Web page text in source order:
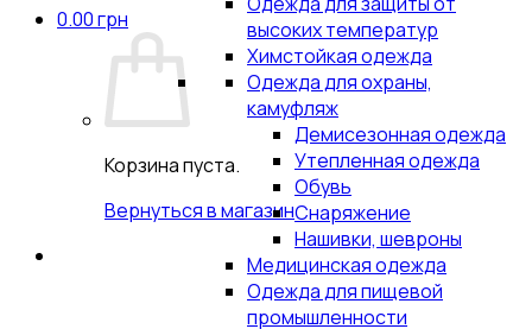
0.00грн
Корзина пуста.
Вернуться в магазин
высоких температур
Химстойкая одежда
Одежда для охраны,
камуфляж
Демисезонная одежда
Утепленная одежда
Обувь
Снаряжение
Нашивки, шевроны
Медицинская одежда
Одежда для пищевой
промышленности